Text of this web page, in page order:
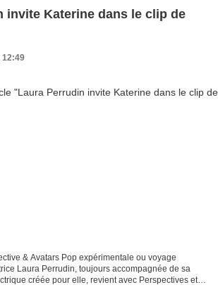
invite Katerine dans le clip de
12:49
& Avatars Pop expérimentale ou voyage
Laura Perrudin, toujours accompagnée de sa
créée pour elle, revient avec Perspectives et